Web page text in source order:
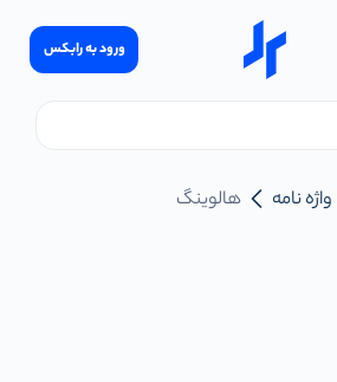
ورود به رابکس
واژه نامه هالوینگ